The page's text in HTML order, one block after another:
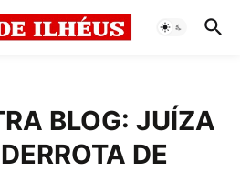
BLOG: JUÍZA
DE